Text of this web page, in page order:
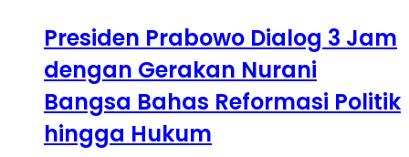
Presiden Prabowo Dialog 3 Jam
dengan Gerakan Nurani
Bangsa Bahas Reformasi Politik
hingga Hukum